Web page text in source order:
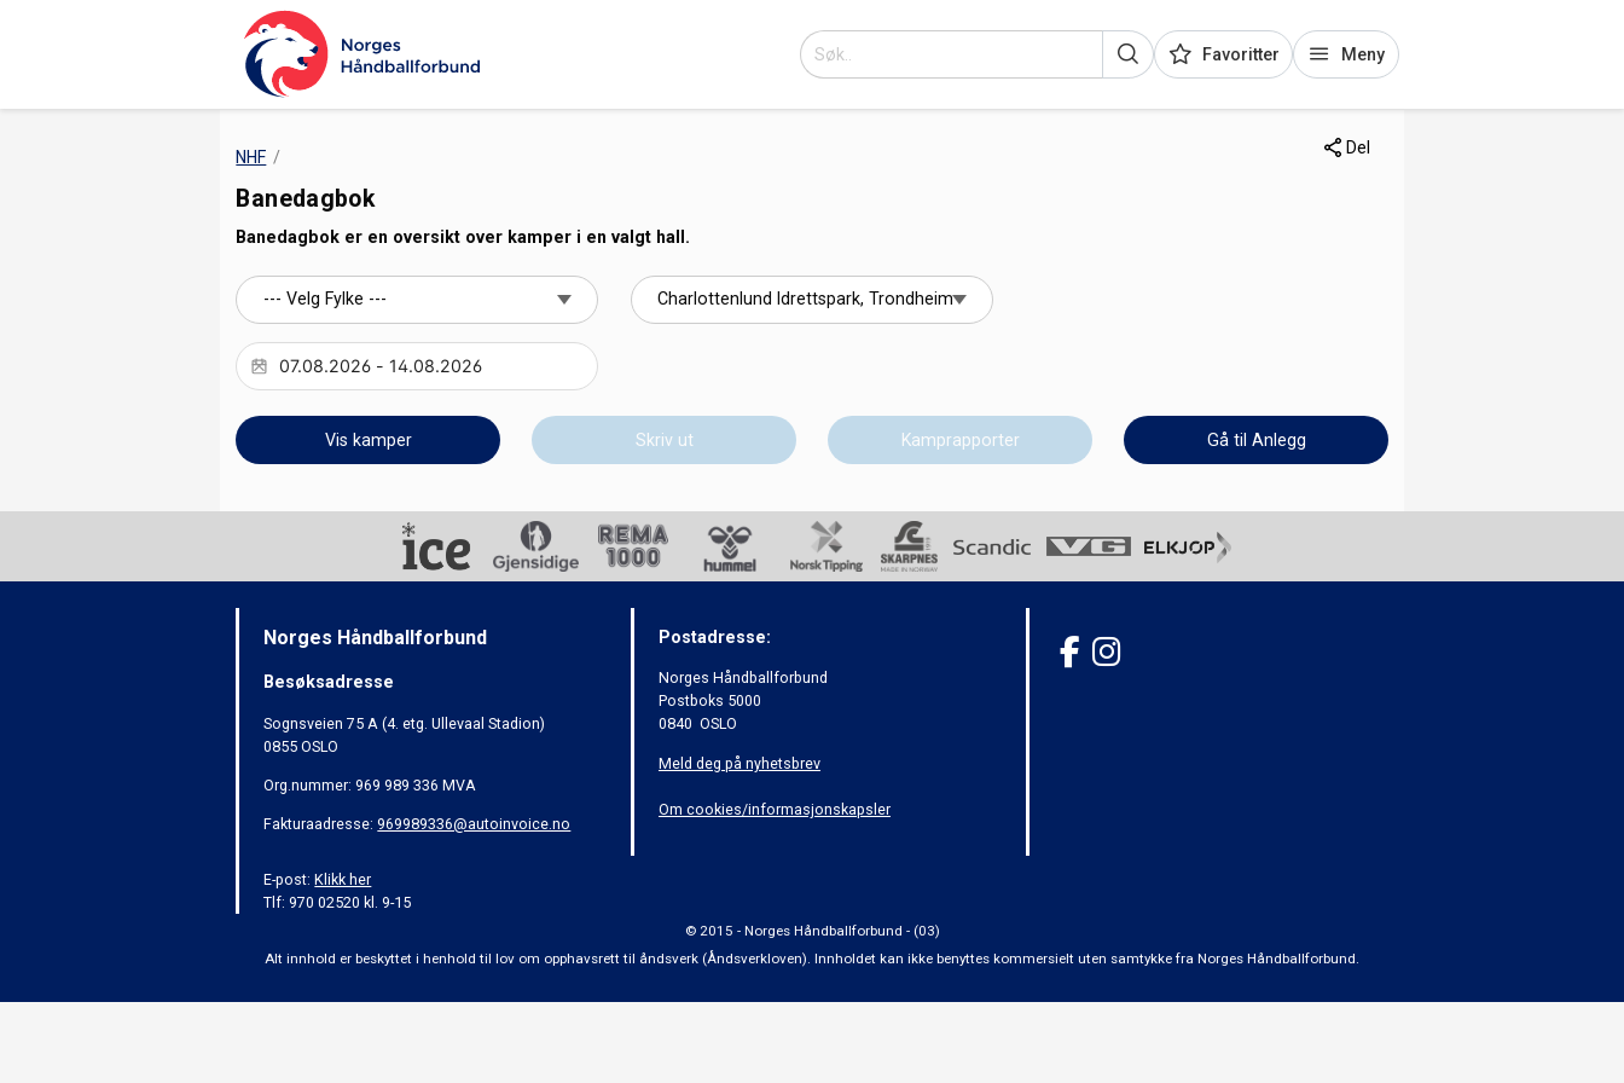
Favoritter Meny
NHF Del
Banedagbok
Banedagbok er en oversikt over kamper i en valgt hall.
Vis kamper Skriv ut Kamprapporter Gå til Anlegg
Norges Håndballforbund
Besøksadresse
Sognsveien 75 A (4. etg. Ullevaal Stadion)
0855 OSLO
Org.nummer: 969 989 336 MVA
Fakturaadresse:969989336@autoinvoice.no
E-post:Klikk her
Tlf: 970 02520 kl. 9-15
Postadresse:
Norges Håndballforbund
Postboks 5000
0840 OSLO
Meld deg på nyhetsbrev
Om cookies/informasjonskapsler
© 2015 - Norges Håndballforbund - (03)
Alt innhold er beskyttet i henhold til lov om opphavsrett til åndsverk (Åndsverkloven). Innholdet kan ikke benyttes kommersielt uten samtykke fra Norges Håndballforbund.